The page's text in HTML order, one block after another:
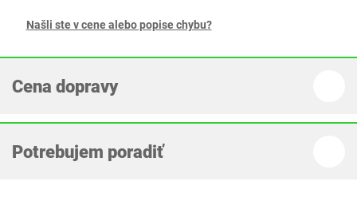
Našli ste v cene alebo popise chybu?
Cena dopravy
Potrebujem poradiť